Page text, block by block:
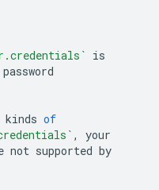
is
password
kinds of
,
your
not supported by